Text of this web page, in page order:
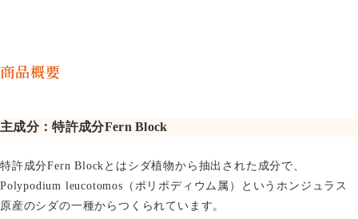
商品概要
主成分：特許成分Fern Block
特許成分Fern Blockとはシダ植物から抽出された成分で、
Polypodium leucotomos（ポリポディウム属）というホンジュラス
原産のシダの一種からつくられています。